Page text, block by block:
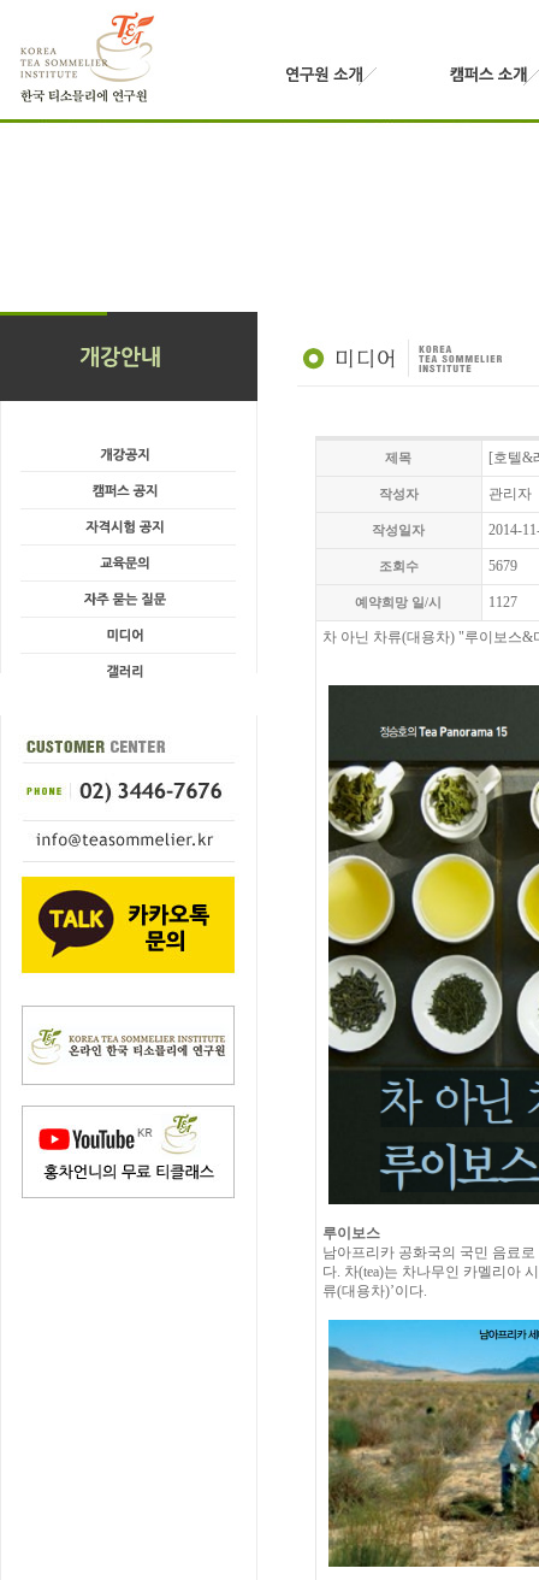
제목 [호텔&
작성자 관리자
작성일자 2014-
조회수 5679
예약희망 일/시 1127
차 아닌 차류(대용차) "루이보스&
루이보스
남아프리카 공화국의 국민 음료로
다. 차(tea)는 차나무인 카멜리아
류(대용차)’이다.